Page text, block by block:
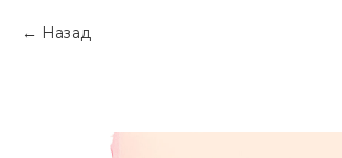
Назад